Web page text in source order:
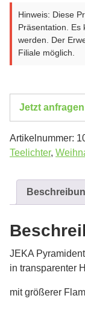
Hinweis: Diese
Präsentation. Es
werden. Der
Filiale möglich.
Jetzt anfragen
Artikelnummer:
Teelichter,
JEKA
in transparenter
mit größerer